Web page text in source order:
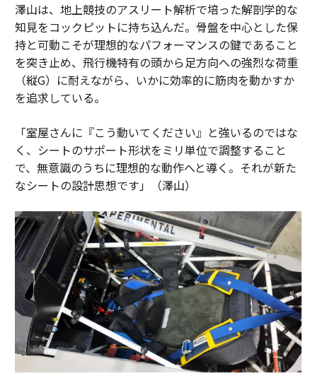
澤山は、地上競技のアスリート解析で培った解剖学的な
知見をコックピットに持ち込んだ。骨盤を中心とした保
持と可動こそが理想的なパフォーマンスの鍵であること
を突き止め、飛行機特有の頭から足方向への強烈な荷重
（縦G）に耐えながら、いかに効率的に筋肉を動かすか
を追求している。
「室屋さんに『こう動いてください』と強いるのではな
く、シートのサポート形状をミリ単位で調整すること
で、無意識のうちに理想的な動作へと導く。それが新た
なシートの設計思想です」（澤山）